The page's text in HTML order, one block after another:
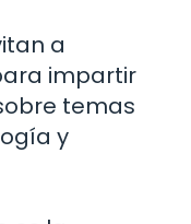
a
impartir
temas
y